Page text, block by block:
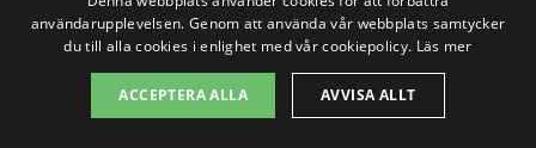
Sök efter en
användarupplevelsen. Genom att använda vår webbplats samtycker
du till alla cookies i enlighet med vår cookiepolicy. Läs mer
ACCEPTERA ALLA AVVISA ALLT